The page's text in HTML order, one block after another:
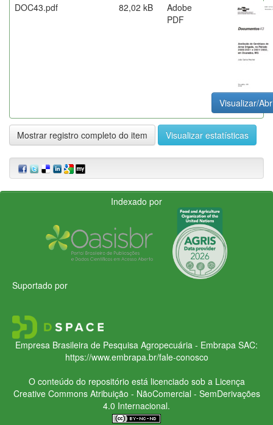
DOC43.pdf
82,02 kB
Adobe
PDF
Visualizar/
Mostrar registro completo do item Visualizar estatísticas
Indexado por
Suportado por
Empresa Brasileira de Pesquisa Agropecuária - Embrapa SAC:
https://www.embrapa.br/fale-conosco
O conteúdo do repositório está licenciado sob a Licença
Creative CommonsAtribuição - NãoComercial - SemDerivações
4.0 Internacional.